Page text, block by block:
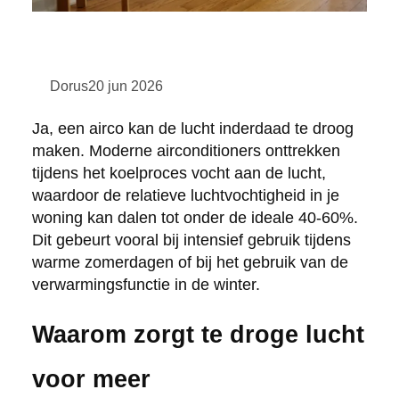
Dorus20 jun 2026
Ja, een airco kan de lucht inderdaad te droog
maken. Moderne airconditioners onttrekken
tijdens het koelproces vocht aan de lucht,
waardoor de relatieve luchtvochtigheid in je
woning kan dalen tot onder de ideale 40-60%.
Dit gebeurt vooral bij intensief gebruik tijdens
warme zomerdagen of bij het gebruik van de
verwarmingsfunctie in de winter.
Waarom zorgt te droge lucht
voor meer